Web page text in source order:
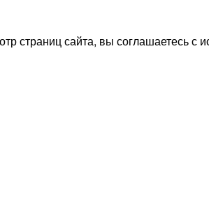
страниц сайта, вы соглашаетесь с